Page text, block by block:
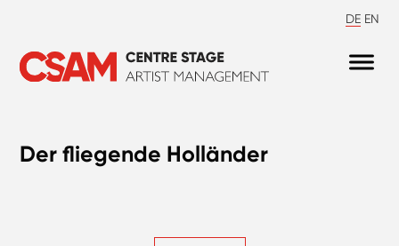
DE EN
Der fliegende Holländer